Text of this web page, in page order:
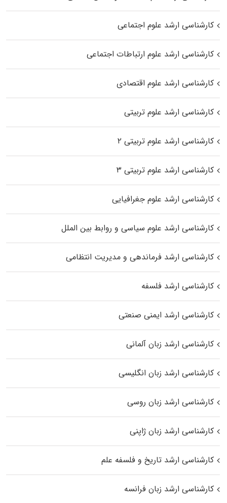
کارشناسی ارشد علوم اجتماعی
کارشناسی ارشد علوم ارتباطات اجتماعی
کارشناسی ارشد علوم اقتصادی
کارشناسی ارشد علوم تربیتی
کارشناسی ارشد علوم تربیتی ۲
کارشناسی ارشد علوم تربیتی ۳
کارشناسی ارشد علوم جغرافیایی
کارشناسی ارشد علوم سیاسی و روابط بین الملل
کارشناسی ارشد فرماندهی و مدیریت انتظامی
کارشناسی ارشد فلسفه
کارشناسی ارشد ایمنی صنعتی
کارشناسی ارشد زبان آلمانی
کارشناسی ارشد زبان انگلیسی
کارشناسی ارشد زبان روسی
کارشناسی ارشد زبان ژاپنی
کارشناسی ارشد تاریخ و فلسفه علم
کارشناسی ارشد زبان فرانسه